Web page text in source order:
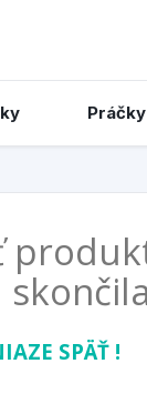
skončila
SPÄŤ !